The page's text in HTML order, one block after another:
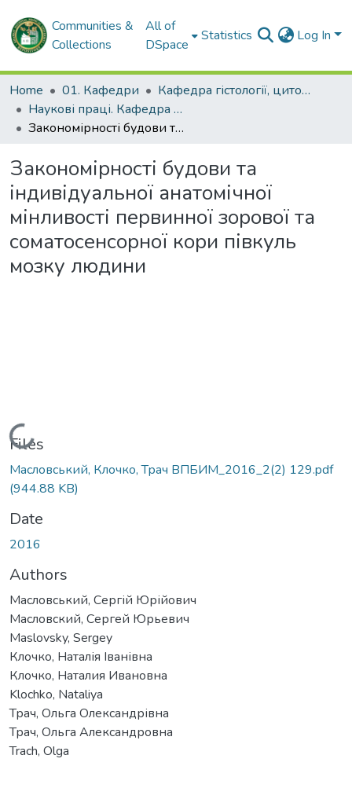
Communities &
Collections
All of
DSpace
Statistics Log In
Home 01. Кафедри
Кафедра гістології, цитології та ембріології
Наукові праці. Кафедра гістології, цитології та ембріології
Закономірності будови та індивідуальної анатомічної мінливості первинної зорової та соматосенсорної кори півкуль мозку людини
Закономірності будови та
індивідуальної анатомічної
мінливості первинної зорової та
соматосенсорної кори півкуль
мозку людини
Loading...
Files
Масловський, Клочко, Трач ВПБИМ_2016_2(2) 129.pdf
(944.88 KB)
Date
2016
Authors
Масловський, Сергій Юрійович
Масловский, Сергей Юрьевич
Maslovsky, Sergey
Клочко, Наталія Іванівна
Клочко, Наталия Ивановна
Klochko, Nataliya
Трач, Ольга Олександрівна
Трач, Ольга Александровна
Trach, Olga